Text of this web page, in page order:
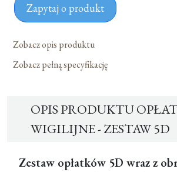
Zapytaj o produkt
Zobacz opis produktu
Zobacz pełną specyfikację
OPIS PRODUKTU
WIGILIJNE - ZESTAW 5D
Zestaw opłatków 5D wraz z